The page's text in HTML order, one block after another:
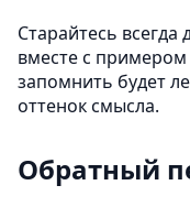
Старайтесь всегда
вместе с примером
запомнить будет
оттенок смысла.
Обратный